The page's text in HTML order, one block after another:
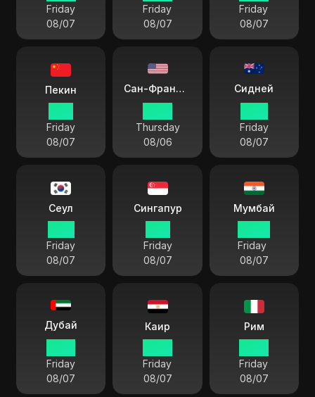
Friday
08/07
Friday
08/07
Friday
08/07
Пекин
Friday
08/07
Сан-Франциско
Thursday
08/06
Сидней
Friday
08/07
Сеул
Friday
08/07
Сингапур
Friday
08/07
Мумбай
Friday
08/07
Дубай
Friday
08/07
Каир
Friday
08/07
Рим
Friday
08/07